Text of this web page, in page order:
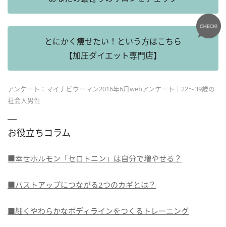
とにかく痩せたい！という方はこちら
【加圧ダイエット専門店】
アンケート：マイナビウーマン2016年6月webアンケート｜22～39歳の
社会人男性
お役立ちコラム
■幸せホルモン「セロトニン」は自分で増やせる？
■バストアップにつながる2つのカギとは？
■細くやわらかなボディラインをつくるトレーニング